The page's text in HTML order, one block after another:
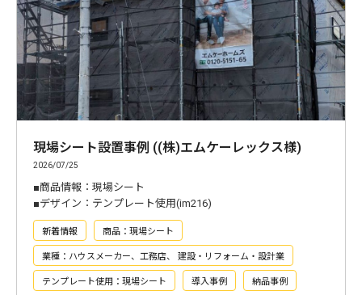
現場シート設置事例 ((株)エムケーレックス様)
2026/07/25
■商品情報：現場シート
■デザイン：テンプレート使用(im216)
新着情報 商品：現場シート
業種：ハウスメーカー、工務店、 建設・リフォーム・設計業
テンプレート使用：現場シート 導入事例 納品事例